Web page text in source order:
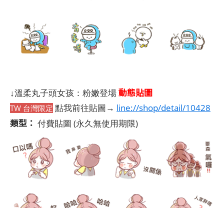
↓溫柔丸子頭女孩：粉嫩登場動態貼圖
TW 台灣限定 點我前往貼圖→ line://shop/detail/10428
類型： 付費貼圖 (永久無使用期限)